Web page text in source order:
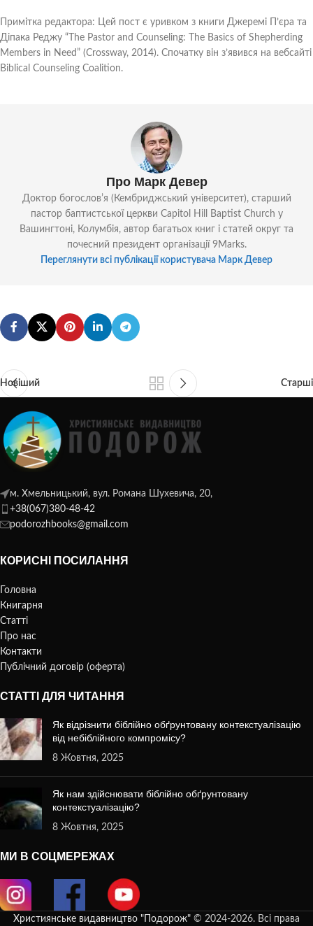
Примітка редактора: Цей пост є уривком з книги Джеремі П’єра та
Діпака Реджу “The Pastor and Counseling: The Basics of Shepherding
Members in Need” (Crossway, 2014). Спочатку він з’явився на вебсайті
Biblical Counseling Coalition.
Про Марк Девер
Доктор богословʼя (Кембриджський університет), старший
пастор баптистської церкви Capitol Hill Baptist Church у
Вашингтоні, Колумбія, автор багатьох книг і статей округ та
почесний президент організації 9Marks.
Переглянути всі публікації користувача Марк Девер
Новіший Старші
м. Хмельницький, вул. Романа Шухевича, 20,
+38(067)380-48-42
podorozhbooks@gmail.com
КОРИСНІ ПОСИЛАННЯ
Головна
Книгарня
Статті
Про нас
Контакти
Публічний договір (оферта)
СТАТТІ ДЛЯ ЧИТАННЯ
Як відрізнити біблійно обґрунтовану контекстуалізацію
від небіблійного компромісу?
8 Жовтня, 2025
Як нам здійснювати біблійно обґрунтовану
контекстуалізацію?
8 Жовтня, 2025
МИ В СОЦМЕРЕЖАХ
Християнське видавництво "Подорож" © 2024-2026. Всі права